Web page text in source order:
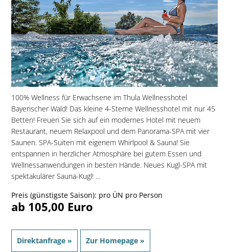
100% Wellness für Erwachsene im Thula Wellnesshotel
Bayerischer Wald! Das kleine 4-Sterne Wellnesshotel mit nur 45
Betten! Freuen Sie sich auf ein modernes Hotel mit neuem
Restaurant, neuem Relaxpool und dem Panorama-SPA mit vier
Saunen. SPA-Suiten mit eigenem Whirlpool & Sauna! Sie
entspannen in herzlicher Atmosphäre bei gutem Essen und
Wellnessanwendungen in besten Hände. Neues Kugl-SPA mit
spektakulärer Sauna-Kugl! ...
Preis (günstigste Saison): pro ÜN pro Person
ab 105,00 Euro
Direktanfrage » Zur Homepage »